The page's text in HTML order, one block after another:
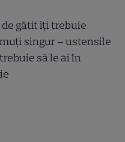
de gătit îți trebuie
singur – ustensile
să le ai în